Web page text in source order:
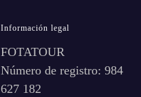
Información legal
FOTATOUR
Número de registro: 984
627 182